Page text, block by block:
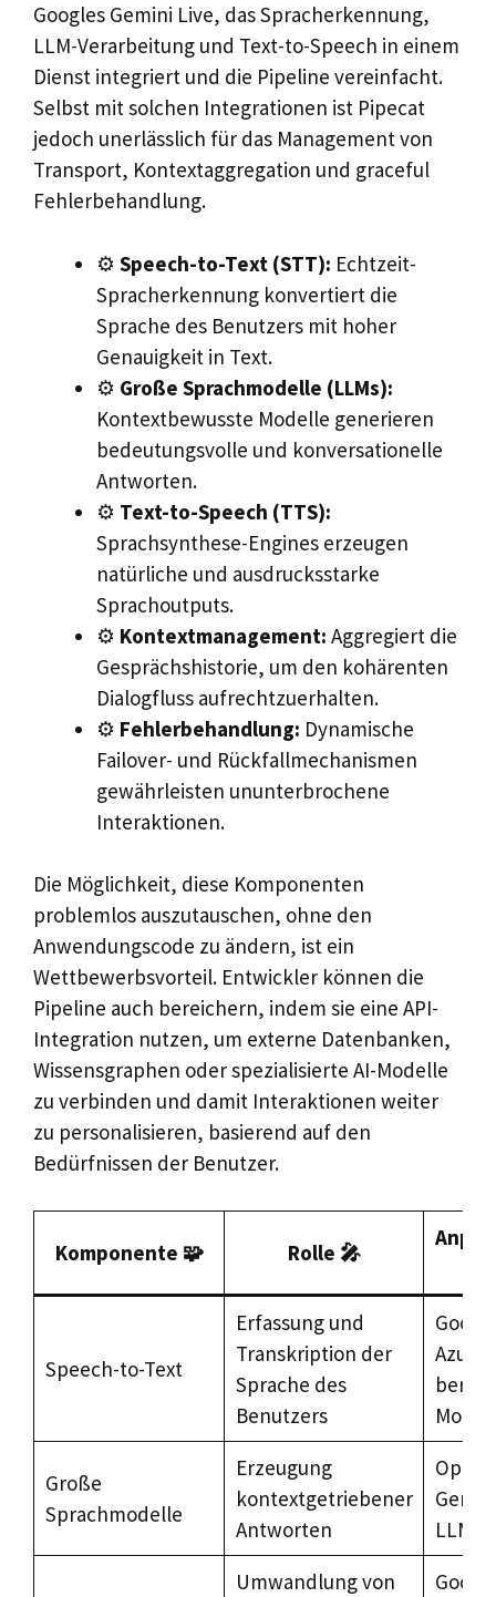
Googles Gemini Live, das Spracherkennung,
LLM-Verarbeitung und Text-to-Speech in einem
Dienst integriert und die Pipeline vereinfacht.
Selbst mit solchen Integrationen ist Pipecat
jedoch unerlässlich für das Management von
Transport, Kontextaggregation und graceful
Fehlerbehandlung.
⚙️ Speech-to-Text (STT): Echtzeit-
Spracherkennung konvertiert die
Sprache des Benutzers mit hoher
Genauigkeit in Text.
⚙️ Große Sprachmodelle (LLMs):
Kontextbewusste Modelle generieren
bedeutungsvolle und konversationelle
Antworten.
⚙️ Text-to-Speech (TTS):
Sprachsynthese-Engines erzeugen
natürliche und ausdrucksstarke
Sprachoutputs.
⚙️ Kontextmanagement: Aggregiert die
Gesprächshistorie, um den kohärenten
Dialogfluss aufrechtzuerhalten.
⚙️ Fehlerbehandlung: Dynamische
Failover- und Rückfallmechanismen
gewährleisten ununterbrochene
Interaktionen.
Die Möglichkeit, diese Komponenten
problemlos auszutauschen, ohne den
Anwendungscode zu ändern, ist ein
Wettbewerbsvorteil. Entwickler können die
Pipeline auch bereichern, indem sie eine API-
Integration nutzen, um externe Datenbanken,
Wissensgraphen oder spezialisierte AI-Modelle
zu verbinden und damit Interaktionen weiter
zu personalisieren, basierend auf den
Bedürfnissen der Benutzer.
Komponente 🧩 Rolle 🎤
Speech-to-Text
Erfassung und
Transkription der
Sprache des
Benutzers
Azure
Große
Sprachmodelle
Erzeugung
kontextgetriebener
Antworten
LLMs
Umwandlung von